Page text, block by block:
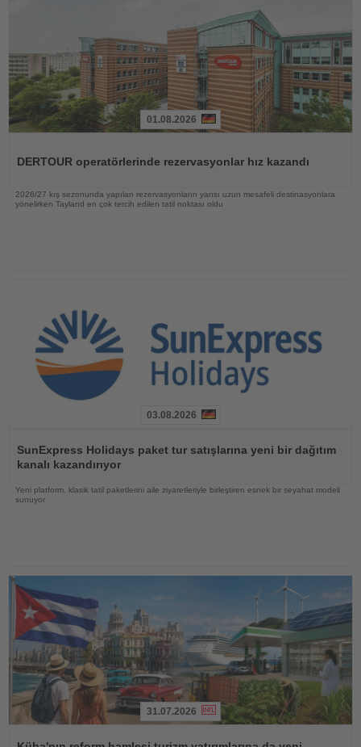
01.08.2026
DERTOUR operatörlerinde rezervasyonlar hız kazandı
2026/27 kış sezonunda yapılan rezervasyonların yarısı uzun mesafeli destinasyonlara
yönelirken Tayland en çok tercih edilen tatil noktası oldu
Oku
03.08.2026
SunExpress Holidays paket tur satışlarına yeni bir dağıtım
kanalı kazandırıyor
Yeni platform, klasik tatil paketlerini aile ziyaretleriyle birleştiren esnek bir seyahat modeli
sunuyor
Oku
31.07.2026